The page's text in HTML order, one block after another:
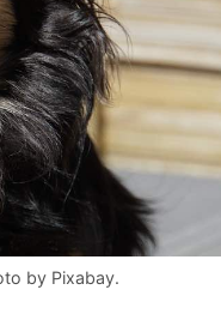
by Pixabay.